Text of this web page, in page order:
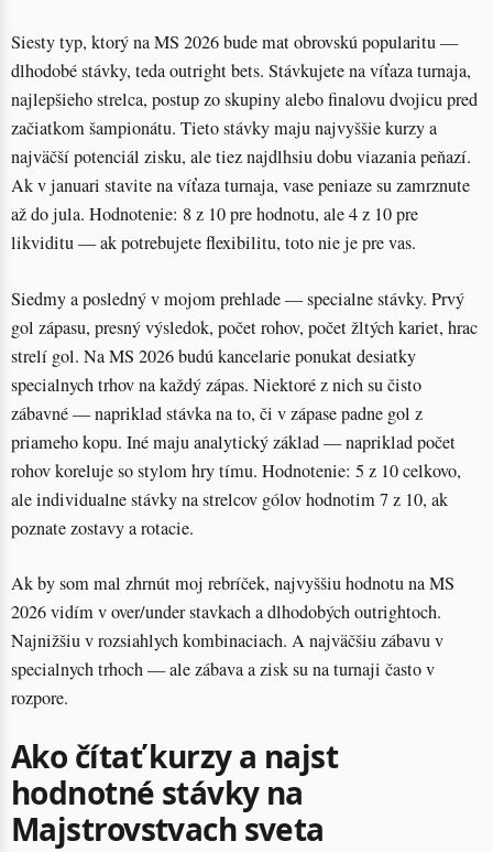
Siesty typ, ktorý na MS 2026 bude mat obrovskú popularitu —
dlhodobé stávky, teda outright bets. Stávkujete na víťaza turnaja,
najlepšieho strelca, postup zo skupiny alebo finalovu dvojicu pred
začiatkom šampionátu. Tieto stávky maju najvyššie kurzy a
najväčší potenciál zisku, ale tiez najdlhsiu dobu viazania peňazí.
Ak v januari stavite na víťaza turnaja, vase peniaze su zamrznute
až do jula. Hodnotenie: 8 z 10 pre hodnotu, ale 4 z 10 pre
likviditu — ak potrebujete flexibilitu, toto nie je pre vas.
Siedmy a posledný v mojom prehlade — specialne stávky. Prvý
gol zápasu, presný výsledok, počet rohov, počet žltých kariet, hrac
strelí gol. Na MS 2026 budú kancelarie ponukat desiatky
specialnych trhov na každý zápas. Niektoré z nich su čisto
zábavné — napriklad stávka na to, či v zápase padne gol z
priameho kopu. Iné maju analytický základ — napriklad počet
rohov koreluje so stylom hry tímu. Hodnotenie: 5 z 10 celkovo,
ale individualne stávky na strelcov gólov hodnotim 7 z 10, ak
poznate zostavy a rotacie.
Ak by som mal zhrnút moj rebríček, najvyššiu hodnotu na MS
2026 vidím v over/under stavkach a dlhodobých outrightoch.
Najnižšiu v rozsiahlych kombinaciach. A najväčšiu zábavu v
specialnych trhoch — ale zábava a zisk su na turnaji často v
rozpore.
Ako čítať kurzy a najst
hodnotné stávky na
Majstrovstvach sveta